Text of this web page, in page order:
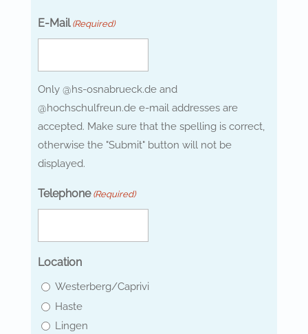
E-Mail (Required)
Only @hs-osnabrueck.de and
@hochschulfreun.de e-mail addresses are
accepted. Make sure that the spelling is correct,
otherwise the "Submit" button will not be
displayed.
Telephone (Required)
Location
Westerberg/Caprivi
Haste
Lingen